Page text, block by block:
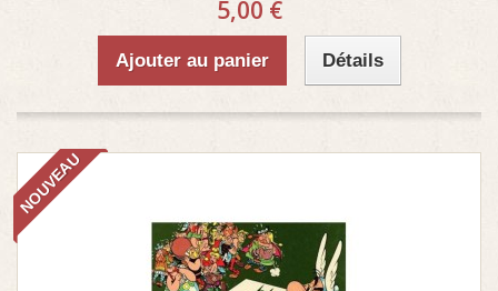
5,00 €
Ajouter au panier Détails
NOUVEAU